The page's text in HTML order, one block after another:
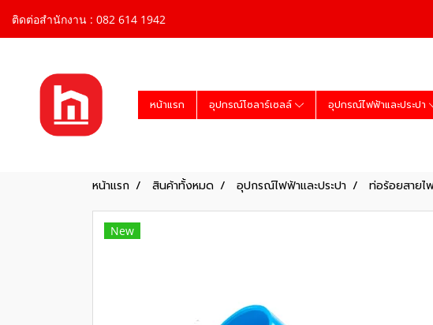
ติดต่อสำนักงาน : 082 614 1942
หน้าแรก อุปกรณ์โซลาร์เซลล์ อุปกรณ์ไฟฟ้าและประปา
หน้าแรก สินค้าทั้งหมด อุปกรณ์ไฟฟ้าและประปา ท่อร้อยสาย
New